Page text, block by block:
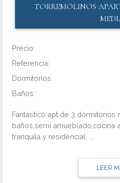
TORREMOLINOS
Precio:
Referencia:
Dormitorios:
Baños:
Fantastico apt de 3 dormitorios
baños,semi amueblado,cocina
tranquila y residencial. ...
LEER